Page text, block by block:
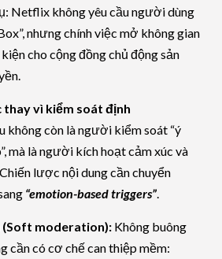
Netflix không yêu cầu người dùng
nhưng chính việc mở không gian
cho cộng đồng chủ động sản
thay vì kiểm soát định
không còn là người kiểm soát “ý
mà là người kích hoạt cảm xúc và
lược nội dung cần chuyển
“emotion-based triggers”.
(Soft moderation): Không buông
cần có cơ chế can thiệp mềm: